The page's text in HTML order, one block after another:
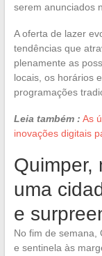
serem anunciados
A oferta de lazer
tendências que
plenamente as
locais, os horários
programações
Leia também : As
inovações digitais
Quimper,
uma
e
No fim de semana,
e sentinela às